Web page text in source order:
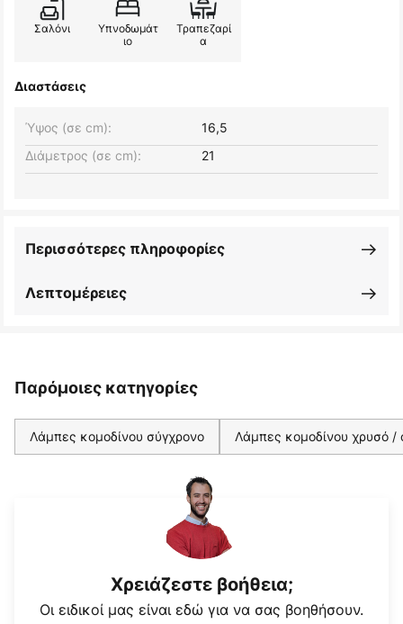
Σαλόνι
Υπνοδωμάτ
ιο
Τραπεζαρί
α
Διαστάσεις
Ύψος (σε cm):
16,5
Διάμετρος (σε cm):
21
Λεπτομέρειες
Περισσότερες πληροφορίες
Παρόμοιες κατηγορίες
Λάμπες κομοδίνου σύγχρονο Λάμπες κομοδίνου χρυσό /
Χρειάζεστε βοήθεια;
Οι ειδικοί μας είναι εδώ για να σας βοηθήσουν.